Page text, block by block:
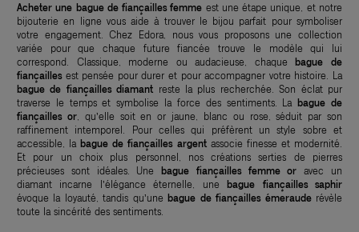
Acheter une bague de fiançailles femme est une étape unique, et notre
bijouterie en ligne vous aide à trouver le bijou parfait pour symboliser
votre engagement. Chez Edora, nous vous proposons une collection
variée pour que chaque future fiancée trouve le modèle qui lui
correspond. Classique, moderne ou audacieuse, chaque
bague de
fiançaillesest pensée pour durer et pour accompagner votre histoire. La
bague de fiançailles diamant reste la plus recherchée. Son éclat pur
traverse le temps et symbolise la force des sentiments. La bague de
fiançailles or, qu’elle soit en or jaune, blanc ou rose, séduit par son
raffinement intemporel. Pour celles qui préfèrent un style sobre et
accessible, la bague de fiançailles argentassocie finesse et modernité.
Et pour un choix plus personnel, nos créations serties de pierres
précieuses sont idéales. Une
bague fiançailles femme or avec un
diamant incarne l’élégance éternelle, une
bague fiançailles saphir
évoque la loyauté, tandis qu’une bague de fiançailles émerauderévèle
toute la sincérité des sentiments.